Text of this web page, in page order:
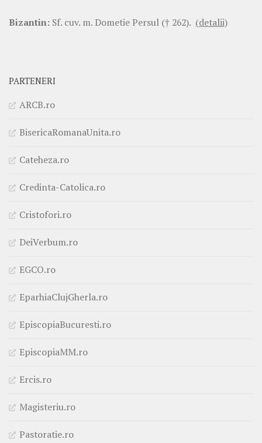
Bizantin: Sf. cuv. m. Dometie Persul († 262). (detalii)
PARTENERI
ARCB.ro
BisericaRomanaUnita.ro
Cateheza.ro
Credinta-Catolica.ro
Cristofori.ro
DeiVerbum.ro
EGCO.ro
EparhiaClujGherla.ro
EpiscopiaBucuresti.ro
EpiscopiaMM.ro
Ercis.ro
Magisteriu.ro
Pastoratie.ro